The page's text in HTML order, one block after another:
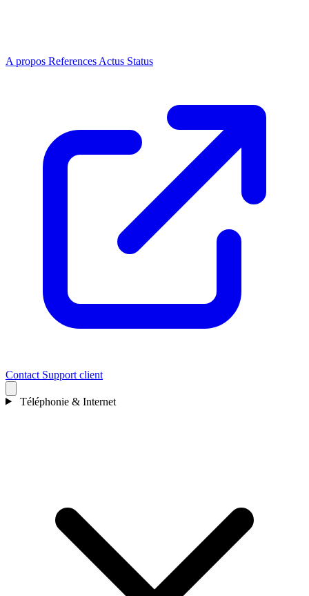
A propos References Actus Status
Contact Support client
Téléphonie & Internet